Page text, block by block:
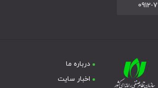
0912-
درباره ما
اخبار سایت